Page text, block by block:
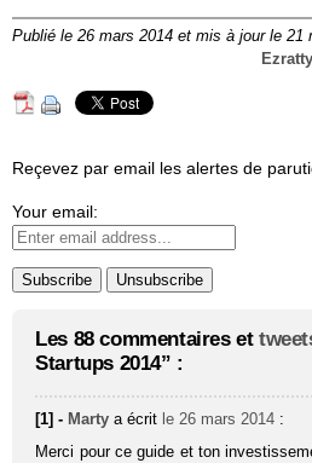
Publié le 26 mars 2014 et mis à jour le 21
Ezratty
Reçevez par email les alertes de
Your email:
Les 88 commentaires et
Startups 2014” :
[1] - Marty a écrit le 26 mars 2014 :
Merci pour ce guide et ton